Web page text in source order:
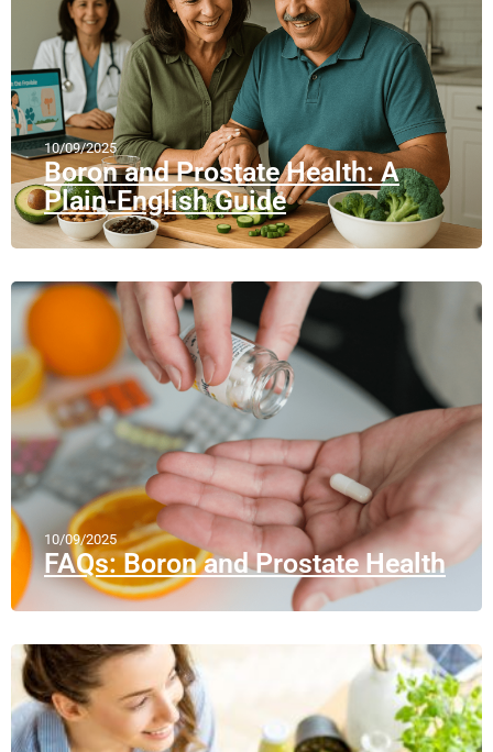
10/09/2025
Boron and Prostate Health: A
Plain-English Guide
10/09/2025
FAQs: Boron and Prostate Health